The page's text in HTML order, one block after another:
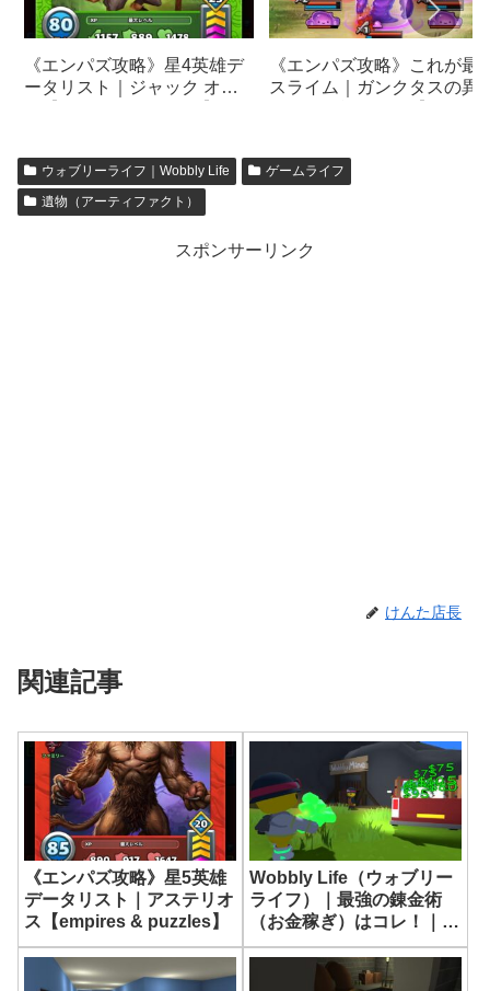
《エンパズ攻略》星4英雄デ
ータリスト｜ジャック オヘ
《エンパズ攻略》これが最
スライム｜ガンクタスの異
ウォブリーライフ｜Wobbly Life
ゲームライフ
遺物（アーティファクト）
スポンサーリンク
けんた店長
関連記事
《エンパズ攻略》星5英雄
データリスト｜アステリオ
ス【empires & puzzles】
Wobbly Life（ウォブリー
ライフ）｜最強の錬金術
（お金稼ぎ）はコレ！｜あ
っという間に＄1000貯ま